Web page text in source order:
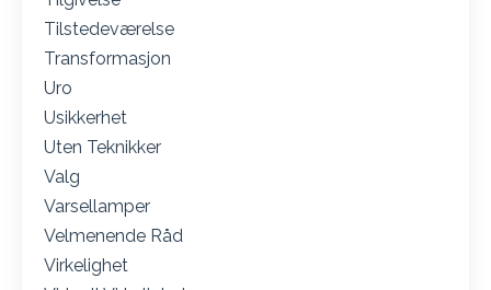
Tilstedeværelse
Transformasjon
Uro
Usikkerhet
Uten Teknikker
Valg
Varsellamper
Velmenende Råd
Virkelighet